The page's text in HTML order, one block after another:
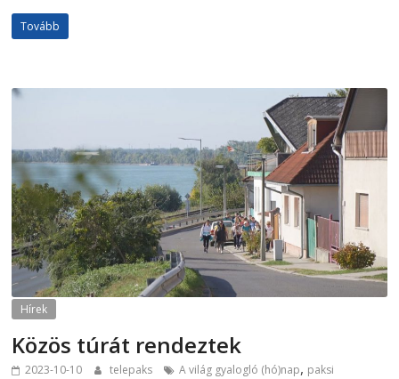
Tovább
Hírek
Közös túrát rendeztek
2023-10-10 telepaks A világ gyalogló (hó)nap, paksi